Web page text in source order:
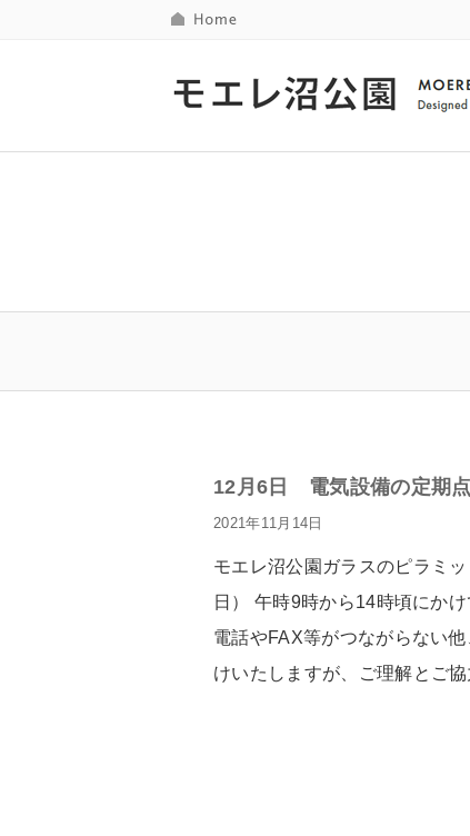
12月6日 電気設備の定期
2021年11月14日
モエレ沼公園ガラスのピラミ
日） 午時9時から14時頃にかけ
電話やFAX等がつながらない
けいたしますが、
ご理解とご